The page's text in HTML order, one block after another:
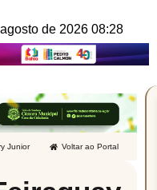
de 2026 08:28
Junior Voltar ao Portal